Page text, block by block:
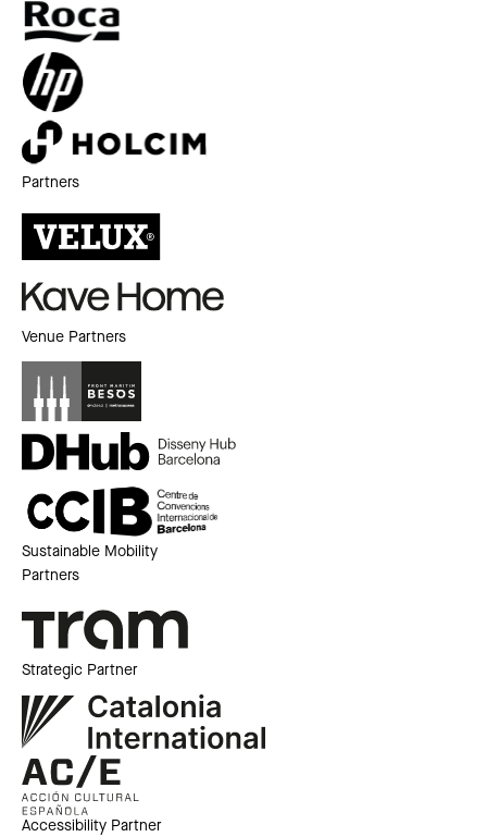
Partners
Venue Partners
Sustainable Mobility
Partners
Strategic Partner
Accessibility Partner